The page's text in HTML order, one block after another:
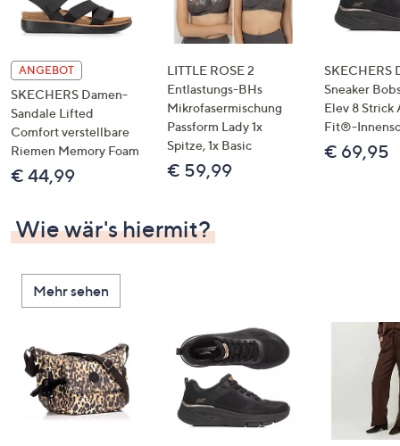
ANGEBOT
SKECHERS Damen-
Sandale Lifted
Comfort verstellbare
Riemen Memory Foam
€ 44,99
LITTLE ROSE 2
Entlastungs-BHs
Mikrofasermischung
Passform Lady 1x
Spitze, 1x Basic
€ 59,99
SKECHERS
Sneaker
Elev 8 Strick
Fit®-
€ 69,95
Wie wär's hiermit?
Mehr sehen